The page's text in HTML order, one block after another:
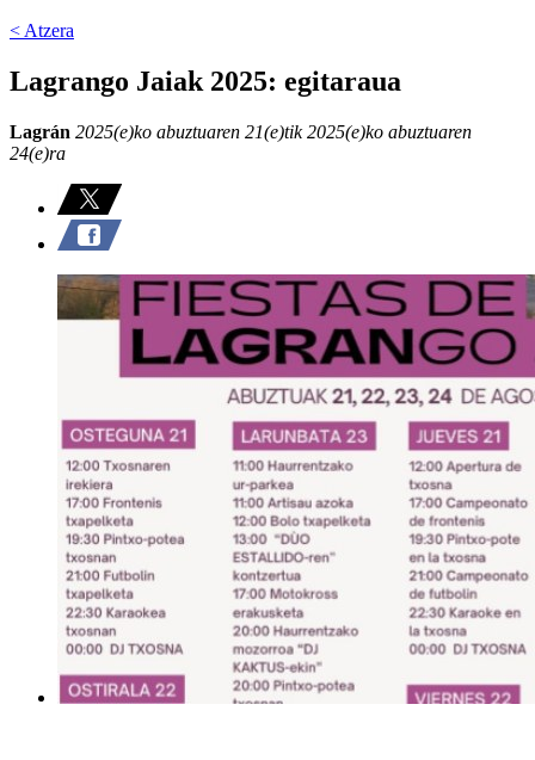
< Atzera
Lagrango Jaiak 2025: egitaraua
Lagrán 2025(e)ko abuztuaren 21(e)tik 2025(e)ko abuztuaren
24(e)ra